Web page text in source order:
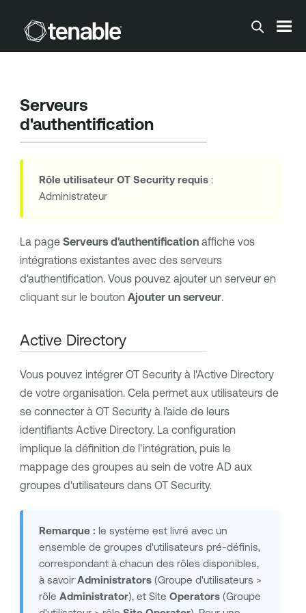
Passer au contenu principal
Serveurs
d'authentification
Rôle utilisateur OT Securityrequis:
Administrateur
La page Serveurs d'authentificationaffiche vos
intégrations existantes avec des serveurs
d'authentification. Vous pouvez ajouter un serveur en
cliquant sur le bouton Ajouter un serveur.
Active Directory
Vous pouvez intégrer OT Securityà l'Active Directory
de votre organisation. Cela permet aux utilisateurs de
se connecter à OT Securityà l'aide de leurs
identifiants Active Directory. La configuration
implique la définition de l'intégration, puis le
mappage des groupes au sein de votre AD aux
groupes d'utilisateurs dans OT Security.
Remarque : le système est livré avec un
ensemble de groupes d'utilisateurs pré-définis,
correspondant à chacun des rôles disponibles,
à savoir Administrators(Groupe d'utilisateurs >
rôle Administrator), et Site Operators(Groupe